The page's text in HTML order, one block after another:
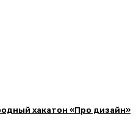
хакатон «Про дизайн»